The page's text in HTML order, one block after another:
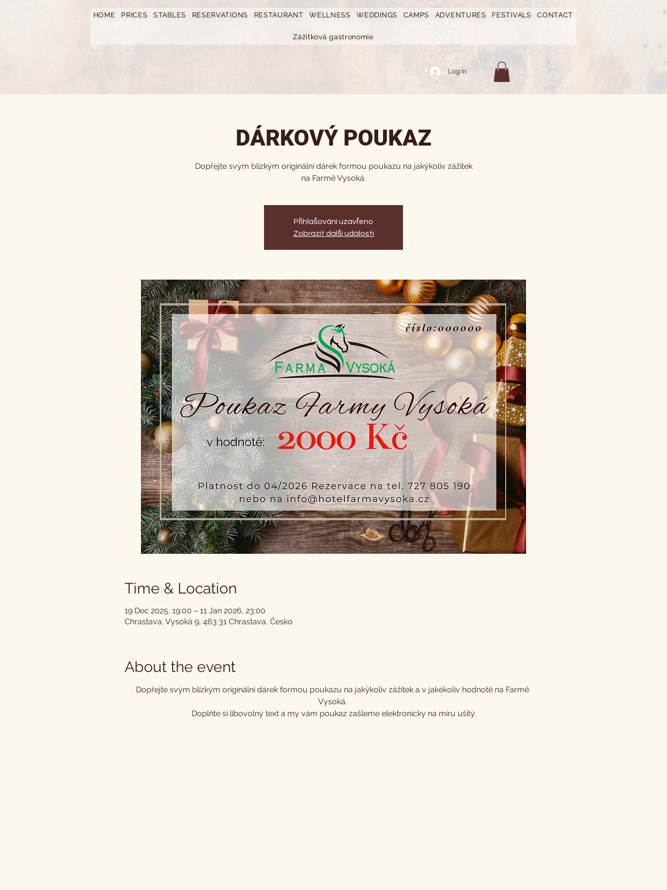
HOME PRICES STABLES RESERVATIONS RESTAURANT WELLNESS WEDDINGS CAMPS ADVENTURES FESTIVALS CONTACT
Zážitková gastronomie
Log In
DÁRKOVÝ POUKAZ
Dopřejte svým blízkým originální dárek formou poukazu na jakýkoliv zážitek
na Farmě Vysoká.
Přihlašování uzavřeno
Zobrazit další události
Time & Location
19 Dec 2025, 19:00 – 11 Jan 2026, 23:00
Chrastava, Vysoká 9, 463 31 Chrastava, Česko
About the event
Dopřejte svým blízkým originální dárek formou poukazu na jakýkoliv zážitek a v jakékoliv hodnotě na Farmě
Vysoká.
Doplňte si libovolný text a my vám poukaz zašleme elektronicky na míru ušitý.